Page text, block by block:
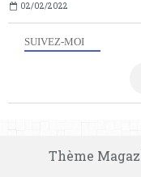
SUIVEZ-MOI
02/02/2022
Thème